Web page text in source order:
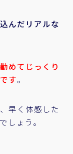
んだリアルな
めてじっくり
す。
早く体感した
しょう。